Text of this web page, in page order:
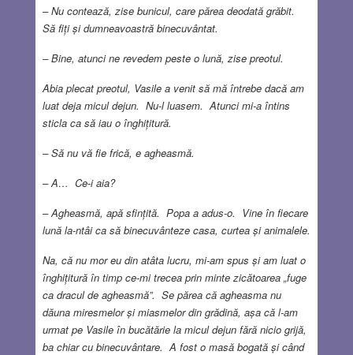
– Nu contează, zise bunicul, care părea deodată grăbit.
Să fiți și dumneavoastră binecuvântat.
– Bine, atunci ne revedem peste o lună, zise preotul.
Abia plecat preotul, Vasile a venit să mă întrebe dacă am
luat deja micul dejun. Nu-l luasem. Atunci mi-a întins
sticla ca să iau o înghițitură.
– Să nu vă fie frică, e agheasmă.
– A… Ce-i aia?
– Agheasmă, apă sfințită. Popa a adus-o. Vine în fiecare
lună la-ntâi ca să binecuvânteze casa, curtea și animalele.
Na, că nu mor eu din atâta lucru, mi-am spus și am luat o
înghițitură în timp ce-mi trecea prin minte zicătoarea „fuge
ca dracul de agheasmă”. Se părea că agheasma nu
dăuna miresmelor și miasmelor din grădină, așa că l-am
urmat pe Vasile în bucătărie la micul dejun fără nicio grijă,
ba chiar cu binecuvântare. A fost o masă bogată și când